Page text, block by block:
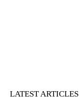
LATEST ARTICLES